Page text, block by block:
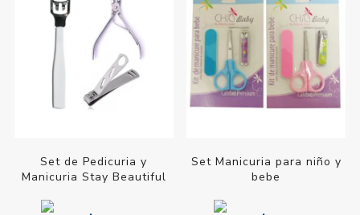
Set de Pedicuria y
Manicuria Stay Beautiful
Set Manicuria para niño y
bebe